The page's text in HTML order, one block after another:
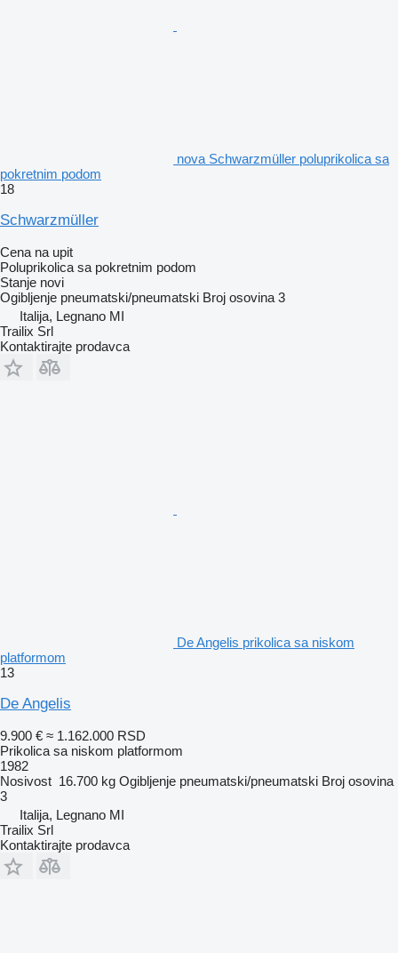
nova Schwarzmüller poluprikolica sa
pokretnim podom
18
Schwarzmüller
Cena na upit
Poluprikolica sa pokretnim podom
Stanje novi
Ogibljenje pneumatski/pneumatski Broj osovina 3
Italija, Legnano MI
Trailix Srl
Kontaktirajte prodavca
De Angelis prikolica sa niskom
platformom
13
De Angelis
9.900 € ≈ 1.162.000 RSD
Prikolica sa niskom platformom
1982
Nosivost 16.700 kg Ogibljenje pneumatski/pneumatski Broj osovina
3
Italija, Legnano MI
Trailix Srl
Kontaktirajte prodavca